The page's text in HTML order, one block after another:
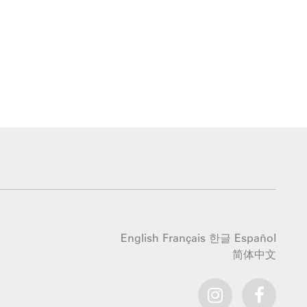
English Français 한글 Español
简体中文